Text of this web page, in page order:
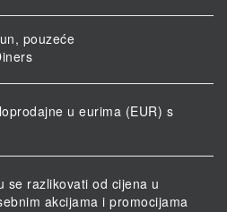
pouzeće
u eurima (EUR) s
se razlikovati od cijena u
akcijama i promocijama